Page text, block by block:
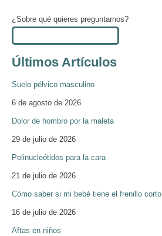
¿Sobre qué quieres preguntarnos?
Últimos Artículos
Suelo pélvico masculino
6 de agosto de 2026
Dolor de hombro por la maleta
29 de julio de 2026
Polinucleótidos para la cara
21 de julio de 2026
Cómo saber si mi bebé tiene el frenillo corto
16 de julio de 2026
Aftas en niños